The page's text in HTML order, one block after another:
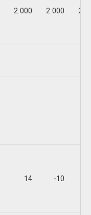
2.000 2.000
14 -10